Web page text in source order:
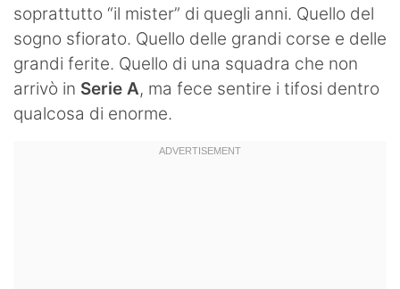
soprattutto “il mister” di quegli anni. Quello del
sogno sfiorato. Quello delle grandi corse e delle
grandi ferite. Quello di una squadra che non
arrivò in Serie A, ma fece sentire i tifosi dentro
qualcosa di enorme.